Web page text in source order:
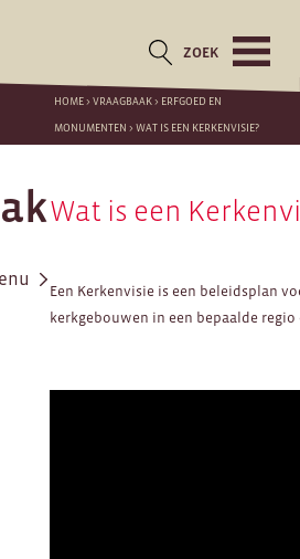
ZOEK
HOME>VRAAGBAAK> ERFGOED EN
MONUMENTEN >WAT IS EEN KERKENVISIE?
Wat is een
Een Kerkenvisie is een beleidsplan
kerkgebouwen in een bepaalde regio